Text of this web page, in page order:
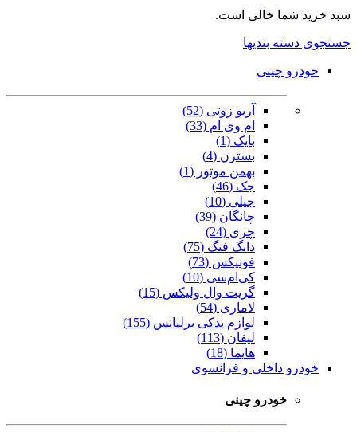
سبد خرید شما خالی است.
جستجوی دسته بندیها
خودرو چینی
آریو زوتی (52)
ام وی ام (33)
بایک (1)
بسترن (4)
بهمن موتور (1)
جک (46)
جیلی (10)
چانگان (39)
چری (24)
دانگ فنگ (75)
فونیکس (73)
کی‌ام‌سی (10)
گریت وال ولیکس (15)
لاماری (54)
لوازم یدکی برلیانس (155)
لیفان (113)
هایما (18)
خودرو داخلی و فرانسوی
خودرو چینی